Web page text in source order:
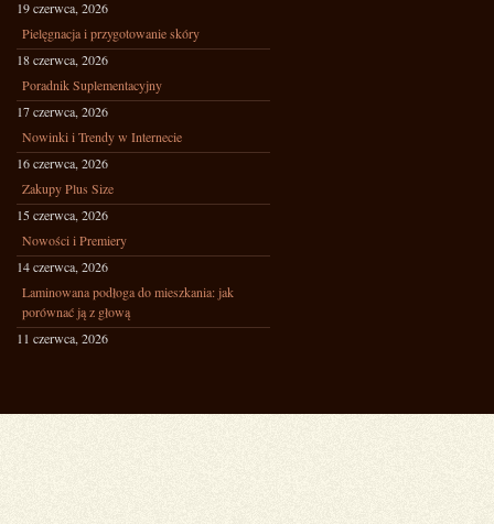
19 czerwca, 2026
Pielęgnacja i przygotowanie skóry
18 czerwca, 2026
Poradnik Suplementacyjny
17 czerwca, 2026
Nowinki i Trendy w Internecie
16 czerwca, 2026
Zakupy Plus Size
15 czerwca, 2026
Nowości i Premiery
14 czerwca, 2026
Laminowana podłoga do mieszkania: jak
porównać ją z głową
11 czerwca, 2026